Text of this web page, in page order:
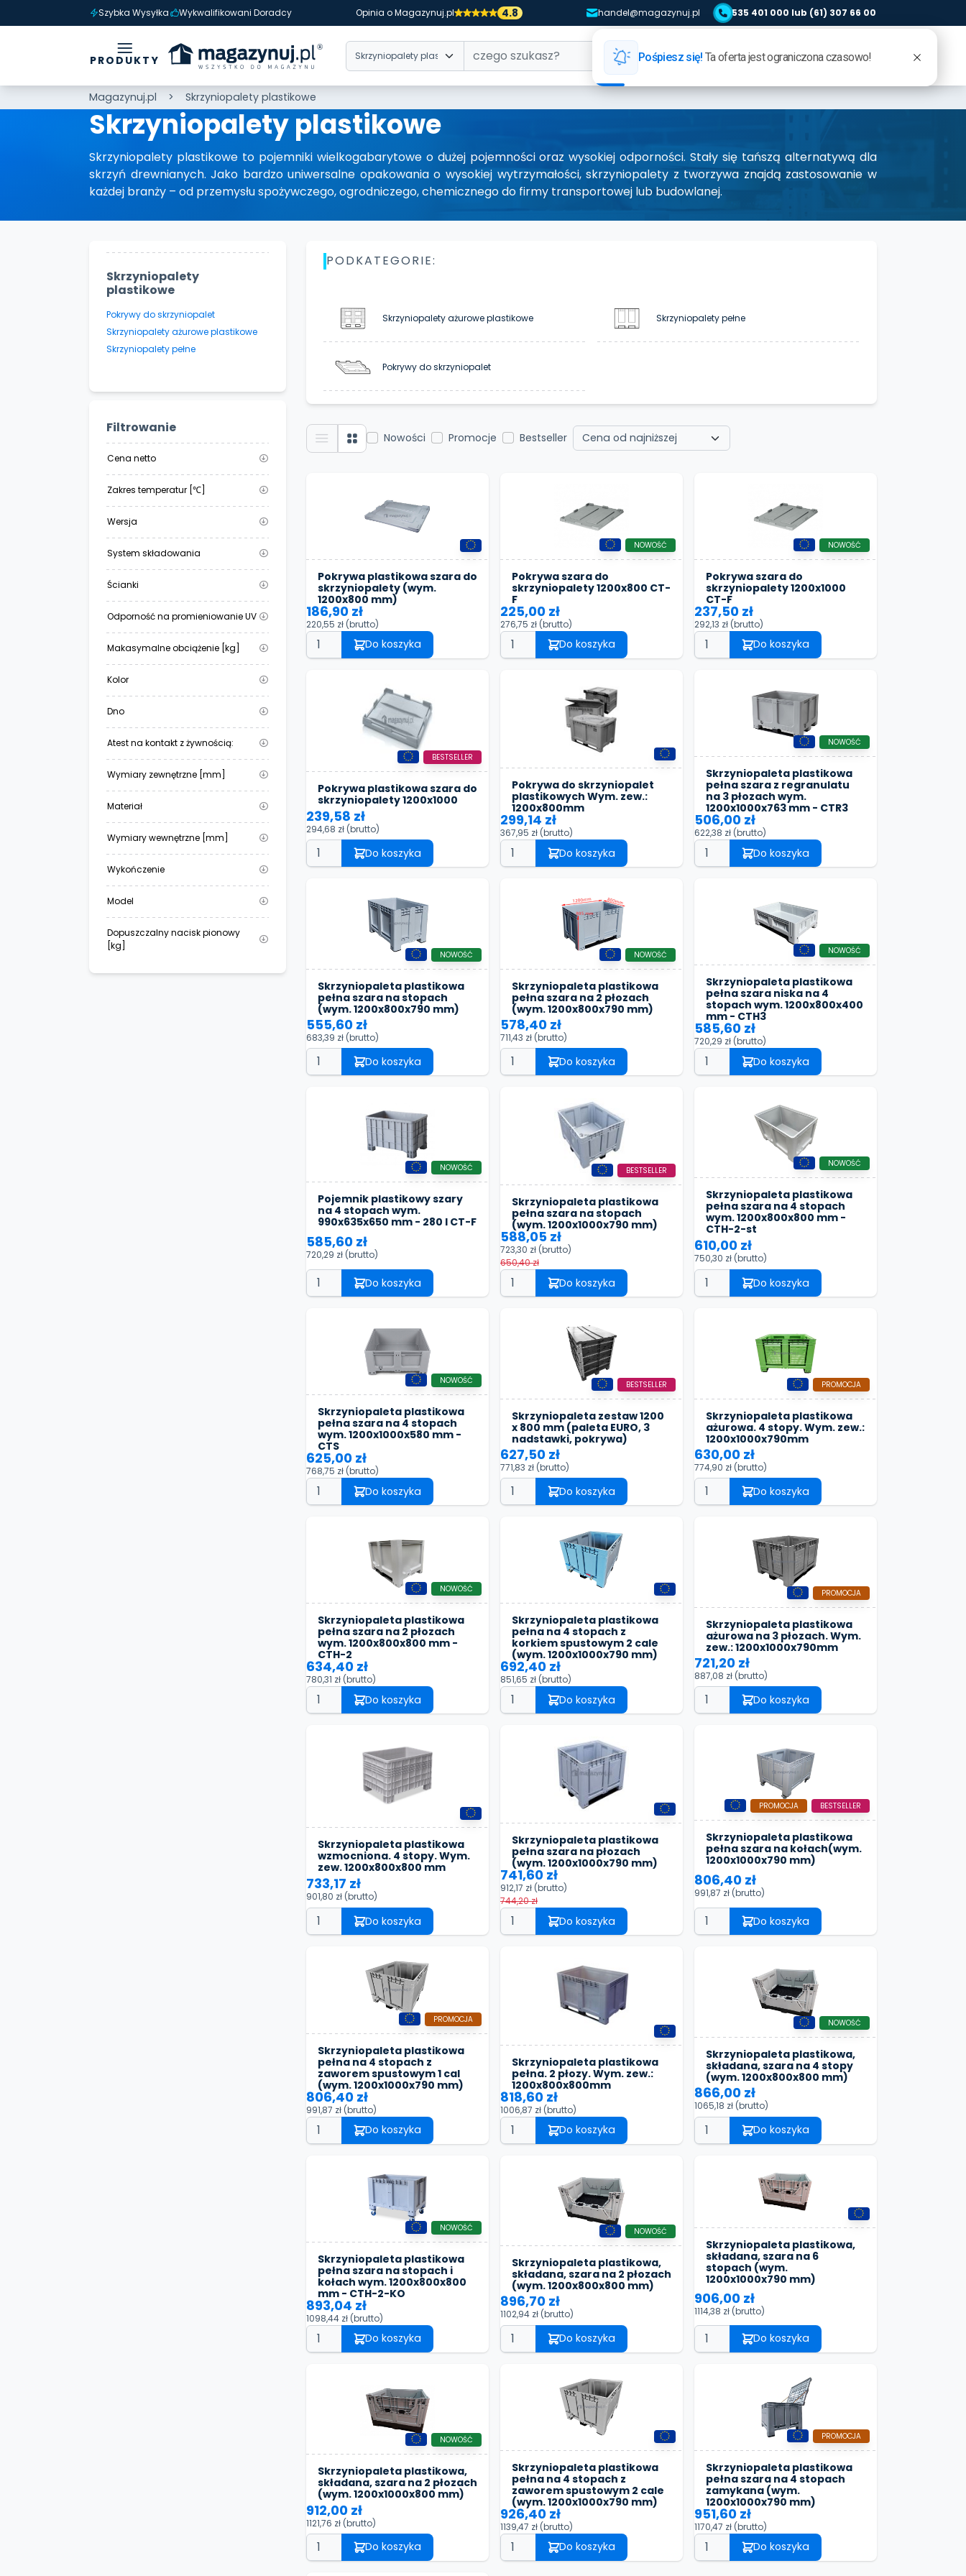
Szybka Wysyłka Wykwalifikowani Doradcy Opinia o Magazynuj.pl 4.8 handel@magazynuj.pl 535 401 000 lub (61) 307 66 00
PRODUKTY LOGOWANIE ULUBIONE KOSZYK
Magazynuj.pl Skrzyniopalety plastikowe
Skrzyniopalety plastikowe
Skrzyniopalety plastikowe to pojemniki wielkogabarytowe o dużej pojemności oraz wysokiej odporności. Stały się tańszą alternatywą dla
skrzyń drewnianych. Jako bardzo uniwersalne opakowania o wysokiej wytrzymałości, skrzyniopalety z tworzywa znajdą zastosowanie w
każdej branży – od przemysłu spożywczego, ogrodniczego, chemicznego do firmy transportowej lub budowlanej.
Skrzyniopalety
plastikowe
Pokrywy do skrzyniopalet
Skrzyniopalety ażurowe plastikowe
Skrzyniopalety pełne
Filtrowanie
Cena netto
Zakres temperatur [℃]
Wersja
System składowania
Ścianki
Odporność na promieniowanie UV
Makasymalne obciążenie [kg]
Kolor
Dno
Atest na kontakt z żywnością:
Wymiary zewnętrzne [mm]
Materiał
Wymiary wewnętrzne [mm]
Wykończenie
Model
Dopuszczalny nacisk pionowy
[kg]
PODKATEGORIE:
Skrzyniopalety ażurowe plastikowe Skrzyniopalety pełne
Pokrywy do skrzyniopalet
Nowości Promocje Bestseller
Pokrywa plastikowa szara do
skrzyniopalety (wym.
1200x800 mm)
186,90 zł
220,55 zł (brutto)
Do koszyka
Pokrywa szara do
skrzyniopalety 1200x800 CT-
F
NOWOŚĆ
225,00 zł
276,75 zł (brutto)
Do koszyka
Pokrywa szara do
skrzyniopalety 1200x1000
CT-F
NOWOŚĆ
237,50 zł
292,13 zł (brutto)
Do koszyka
Pokrywa plastikowa szara do
skrzyniopalety 1200x1000
BESTSELLER
239,58 zł
294,68 zł (brutto)
Do koszyka
Pokrywa do skrzyniopalet
plastikowych Wym. zew.:
1200x800mm
299,14 zł
367,95 zł (brutto)
Do koszyka
Skrzyniopaleta plastikowa
pełna szara z regranulatu
na 3 płozach wym.
1200x1000x763 mm - CTR3
NOWOŚĆ
506,00 zł
622,38 zł (brutto)
Do koszyka
Skrzyniopaleta plastikowa
pełna szara na stopach
(wym. 1200x800x790 mm)
NOWOŚĆ
555,60 zł
683,39 zł (brutto)
Do koszyka
Skrzyniopaleta plastikowa
pełna szara na 2 płozach
(wym. 1200x800x790 mm)
NOWOŚĆ
578,40 zł
711,43 zł (brutto)
Do koszyka
Skrzyniopaleta plastikowa
pełna szara niska na 4
stopach wym. 1200x800x400
mm - CTH3
NOWOŚĆ
585,60 zł
720,29 zł (brutto)
Do koszyka
Pojemnik plastikowy szary
na 4 stopach wym.
990x635x650 mm - 280 l CT-F
NOWOŚĆ
585,60 zł
720,29 zł (brutto)
Do koszyka
Skrzyniopaleta plastikowa
pełna szara na stopach
(wym. 1200x1000x790 mm)
BESTSELLER
588,05 zł
723,30 zł (brutto)
650,40 zł
Do koszyka
Skrzyniopaleta plastikowa
pełna szara na 4 stopach
wym. 1200x800x800 mm -
CTH-2-st
NOWOŚĆ
610,00 zł
750,30 zł (brutto)
Do koszyka
Skrzyniopaleta plastikowa
pełna szara na 4 stopach
wym. 1200x1000x580 mm -
CTS
NOWOŚĆ
625,00 zł
768,75 zł (brutto)
Do koszyka
Skrzyniopaleta zestaw 1200
x 800 mm (paleta EURO, 3
nadstawki, pokrywa)
BESTSELLER
627,50 zł
771,83 zł (brutto)
Do koszyka
Skrzyniopaleta plastikowa
ażurowa. 4 stopy. Wym. zew.:
1200x1000x790mm
PROMOCJA
630,00 zł
774,90 zł (brutto)
Do koszyka
Skrzyniopaleta plastikowa
pełna szara na 2 płozach
wym. 1200x800x800 mm -
CTH-2
NOWOŚĆ
634,40 zł
780,31 zł (brutto)
Do koszyka
Skrzyniopaleta plastikowa
pełna na 4 stopach z
korkiem spustowym 2 cale
(wym. 1200x1000x790 mm)
692,40 zł
851,65 zł (brutto)
Do koszyka
Skrzyniopaleta plastikowa
ażurowa na 3 płozach. Wym.
zew.: 1200x1000x790mm
PROMOCJA
721,20 zł
887,08 zł (brutto)
Do koszyka
Skrzyniopaleta plastikowa
wzmocniona. 4 stopy. Wym.
zew. 1200x800x800 mm
733,17 zł
901,80 zł (brutto)
Do koszyka
Skrzyniopaleta plastikowa
pełna szara na płozach
(wym. 1200x1000x790 mm)
741,60 zł
912,17 zł (brutto)
744,20 zł
Do koszyka
Skrzyniopaleta plastikowa
pełna szara na kołach(wym.
1200x1000x790 mm)
PROMOCJA BESTSELLER
806,40 zł
991,87 zł (brutto)
Do koszyka
Skrzyniopaleta plastikowa
pełna na 4 stopach z
zaworem spustowym 1 cal
(wym. 1200x1000x790 mm)
PROMOCJA
806,40 zł
991,87 zł (brutto)
Do koszyka
Skrzyniopaleta plastikowa
pełna. 2 płozy. Wym. zew.:
1200x800x800mm
818,60 zł
1006,87 zł (brutto)
Do koszyka
Skrzyniopaleta plastikowa,
składana, szara na 4 stopy
(wym. 1200x800x800 mm)
NOWOŚĆ
866,00 zł
1065,18 zł (brutto)
Do koszyka
Skrzyniopaleta plastikowa
pełna szara na stopach i
kołach wym. 1200x800x800
mm - CTH-2-KO
NOWOŚĆ
893,04 zł
1098,44 zł (brutto)
Do koszyka
Skrzyniopaleta plastikowa,
składana, szara na 2 płozach
(wym. 1200x800x800 mm)
NOWOŚĆ
896,70 zł
1102,94 zł (brutto)
Do koszyka
Skrzyniopaleta plastikowa,
składana, szara na 6
stopach (wym.
1200x1000x790 mm)
906,00 zł
1114,38 zł (brutto)
Do koszyka
Skrzyniopaleta plastikowa,
składana, szara na 2 płozach
(wym. 1200x1000x800 mm)
NOWOŚĆ
912,00 zł
1121,76 zł (brutto)
Do koszyka
Skrzyniopaleta plastikowa
pełna na 4 stopach z
zaworem spustowym 2 cale
(wym. 1200x1000x790 mm)
926,40 zł
1139,47 zł (brutto)
Do koszyka
Skrzyniopaleta plastikowa
pełna szara na 4 stopach
zamykana (wym.
1200x1000x790 mm)
PROMOCJA
951,60 zł
1170,47 zł (brutto)
Do koszyka